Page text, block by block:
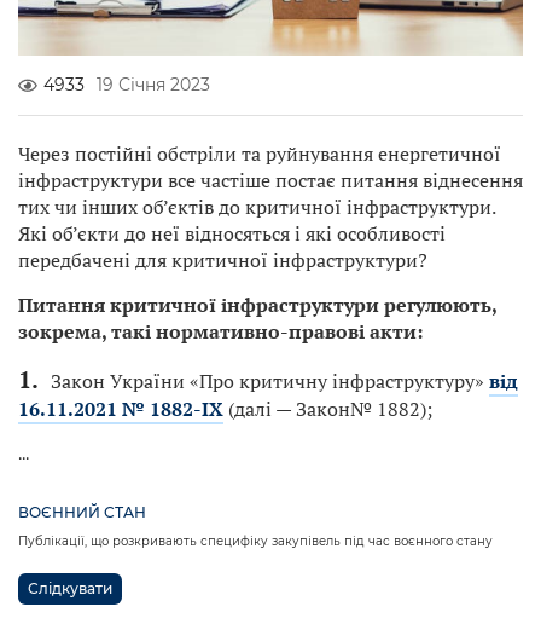
4933 19 Січня 2023
Через постійні обстріли та руйнування енергетичної
інфраструктури все частіше постає питання віднесення
тих чи інших об’єктів до критичної інфраструктури.
Які об’єкти до неї відносяться і які особливості
передбачені для критичної інфраструктури?
Питання критичної інфраструктури регулюють,
зокрема, такі нормативно-правові акти:
Закон України «Про критичну інфраструктуру» від
16.11.2021 № 1882-IX (далі — Закон№ 1882);
...
ВОЄННИЙ СТАН
Публікації, що розкривають специфіку закупівель під час воєнного стану
Слідкувати